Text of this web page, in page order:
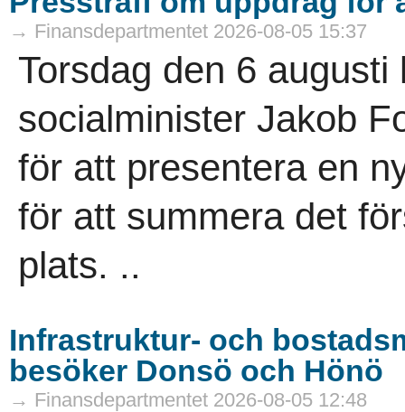
→ Finansdepartmentet 2026-08-05 15:37
Torsdag den 6
socialminister Jakob
för att presentera en
för att summera det
plats. ..
Infrastruktur- och
besöker Donsö och Hönö
→ Finansdepartmentet 2026-08-05 12:48